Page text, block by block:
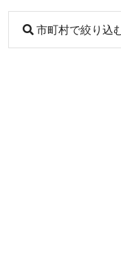
市町村で絞り込